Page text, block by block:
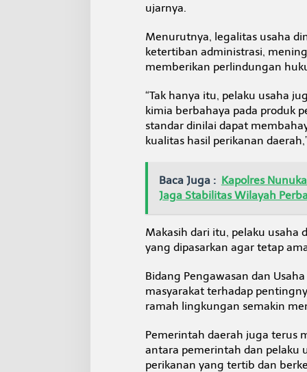
ujarnya.
Menurutnya, legalitas usaha
ketertiban administrasi,
memberikan perlindungan
“Tak hanya itu, pelaku usaha
kimia berbahaya pada produk
standar dinilai dapat
kualitas hasil perikanan
Baca Juga : Kapolres
Jaga Stabilitas Wilayah
Makasih dari itu, pelaku
yang dipasarkan agar tetap
Bidang Pengawasan dan
masyarakat terhadap
ramah lingkungan semakin
Pemerintah daerah juga terus
antara pemerintah dan pelaku
perikanan yang tertib dan